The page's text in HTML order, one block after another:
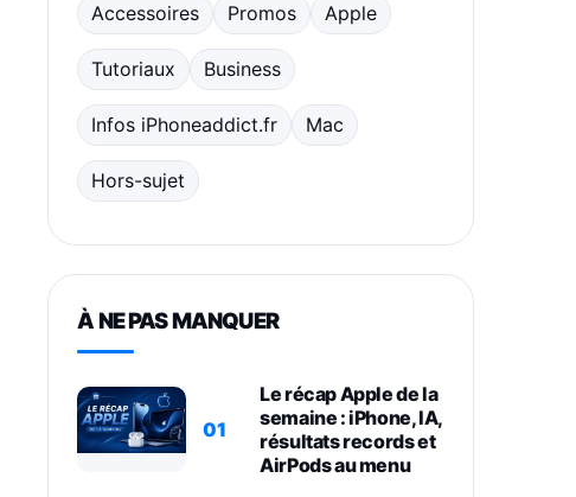
Accessoires Promos Apple
Tutoriaux Business
Infos iPhoneaddict.fr Mac
Hors-sujet
À NE PAS MANQUER
01
Le récap Apple de la
semaine : iPhone, IA,
résultats records et
AirPods au menu